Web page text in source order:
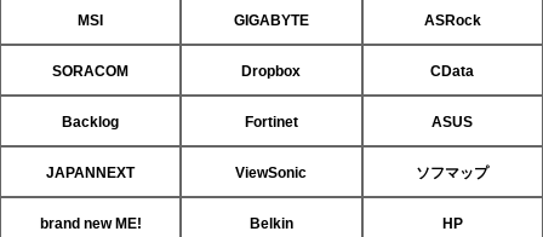
MSI GIGABYTE ASRock
SORACOM Dropbox CData
Backlog Fortinet ASUS
JAPANNEXT ViewSonic ソフマップ
brand new ME! Belkin HP